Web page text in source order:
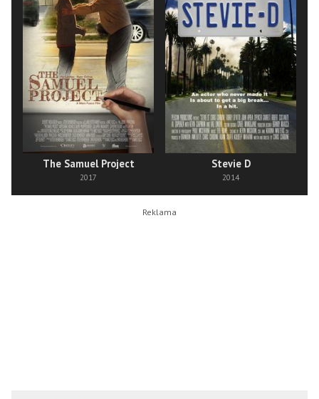
The Samuel Project
2017
Stevie D
2014